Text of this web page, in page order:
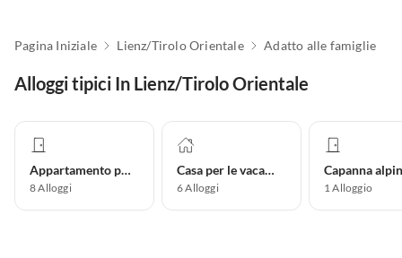
Pagina Iniziale Lienz/Tirolo Orientale Adatto alle famiglie
Alloggi tipici In Lienz/Tirolo Orientale
Appartamento per vacanze
8Alloggi
Casa per le vacanze
6Alloggi
Capanna
1Alloggio